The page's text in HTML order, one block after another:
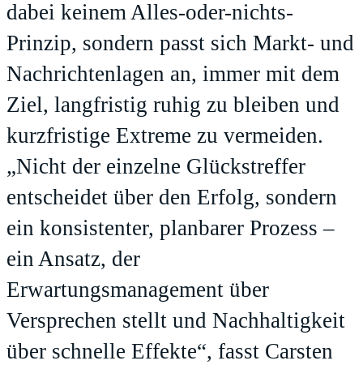
dabei keinem Alles-oder-nichts-
Prinzip, sondern passt sich Markt- und
Nachrichtenlagen an, immer mit dem
Ziel, langfristig ruhig zu bleiben und
kurzfristige Extreme zu vermeiden.
„Nicht der einzelne Glückstreffer
entscheidet über den Erfolg, sondern
ein konsistenter, planbarer Prozess –
ein Ansatz, der
Erwartungsmanagement über
Versprechen stellt und Nachhaltigkeit
über schnelle Effekte“, fasst Carsten